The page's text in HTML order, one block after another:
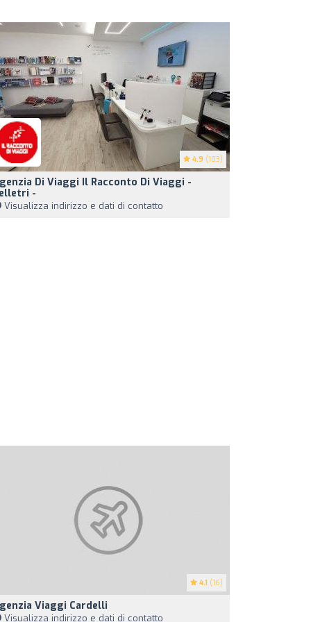
4.9 (103)
Di Viaggi Il Racconto Di Viaggi -
-
Visualizza indirizzo e dati di contatto
4.1 (16)
Viaggi Cardelli
Visualizza indirizzo e dati di contatto